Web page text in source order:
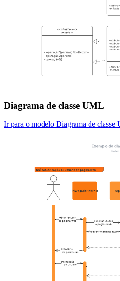
Diagrama de classe UML
Ir para o modelo Diagrama de classe